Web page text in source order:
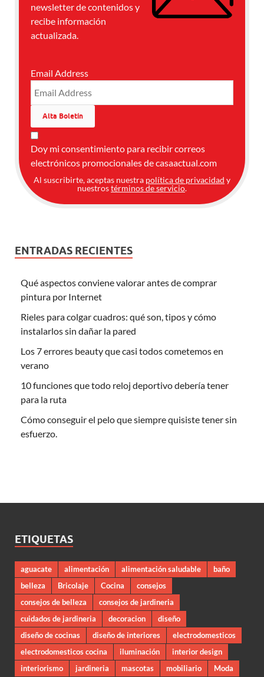
newsletter de contenidos y
recibe información
actualizada.
Email Address
Doy mi consentimiento para recibir correos
electrónicos promocionales de casaactual.com
Al suscribirte, aceptas nuestra política de privacidad y
nuestrostérminos de servicio.
ENTRADAS RECIENTES
Qué aspectos conviene valorar antes de comprar
pintura por Internet
Rieles para colgar cuadros: qué son, tipos y cómo
instalarlos sin dañar la pared
Los 7 errores beauty que casi todos cometemos en
verano
10 funciones que todo reloj deportivo debería tener
para la ruta
Cómo conseguir el pelo que siempre quisiste tener sin
esfuerzo.
ETIQUETAS
aguacate alimentación alimentación saludable
baño
belleza
Bricolaje Cocina
consejos
consejos de belleza
consejos de jardineria
cuidados de jardineria
decoracion
diseño
diseño de cocinas
diseño de interiores
electrodomesticos
electrodomesticos cocina
iluminación
interior design
interiorismo
jardineria mascotas mobiliario
Moda